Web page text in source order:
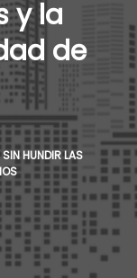
y la
de
HUNDIR LAS